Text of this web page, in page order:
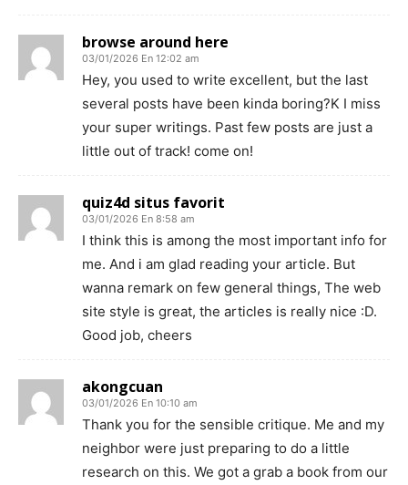
browse around here
03/01/2026 En 12:02 am
Hey, you used to write excellent, but the last
several posts have been kinda boring?K I miss
your super writings. Past few posts are just a
little out of track! come on!
quiz4d situs favorit
03/01/2026 En 8:58 am
I think this is among the most important info for
me. And i am glad reading your article. But
wanna remark on few general things, The web
site style is great, the articles is really nice :D.
Good job, cheers
akongcuan
03/01/2026 En 10:10 am
Thank you for the sensible critique. Me and my
neighbor were just preparing to do a little
research on this. We got a grab a book from our